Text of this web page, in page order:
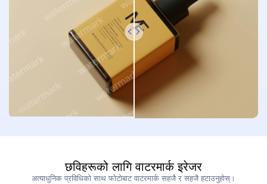
उपशीर्षक र प्रतिलेखन (Transcription)
स्वचालित उपशीर्षक जेनेरेटर
छविहरूको लागि वाटरमार्क इरेजर
अत्याधुनिक प्रविधिको साथ फोटोबाट वाटरमार्क सहजै र सहजै हटाउनुहोस्।